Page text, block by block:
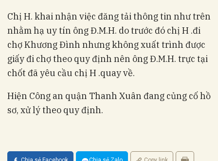
Chị H. khai nhận việc đăng tải thông tin như trên
nhằm hạ uy tín ông Đ.M.H. do trước đó chị H .đi
chợ Khương Đình nhưng không xuất trình được
giấy đi chợ theo quy định nên ông Đ.M.H. trực tại
chốt đã yêu cầu chị H .quay về.
Hiện Công an quận Thanh Xuân đang củng cố hồ
sơ, xử lý theo quy định.